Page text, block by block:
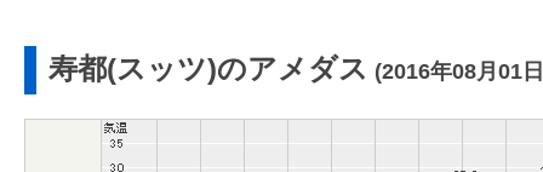
寿都(スッツ)のアメダス (2016年08月01